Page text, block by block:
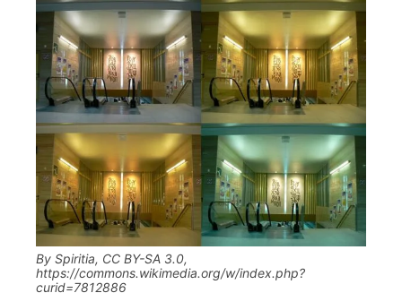
By Spiritia, CC BY-SA 3.0,
https://commons.wikimedia.org/w/index.php?
curid=7812886